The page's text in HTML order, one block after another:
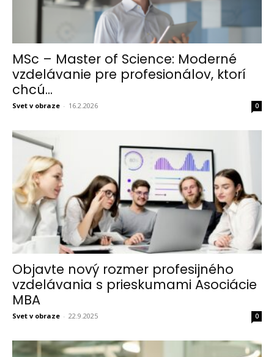
MSc – Master of Science: Moderné
vzdelávanie pre profesionálov, ktorí
chcú...
Svet v obraze - 16.2.2026 0
Objavte nový rozmer profesijného
vzdelávania s prieskumami Asociácie
MBA
Svet v obraze - 22.9.2025 0